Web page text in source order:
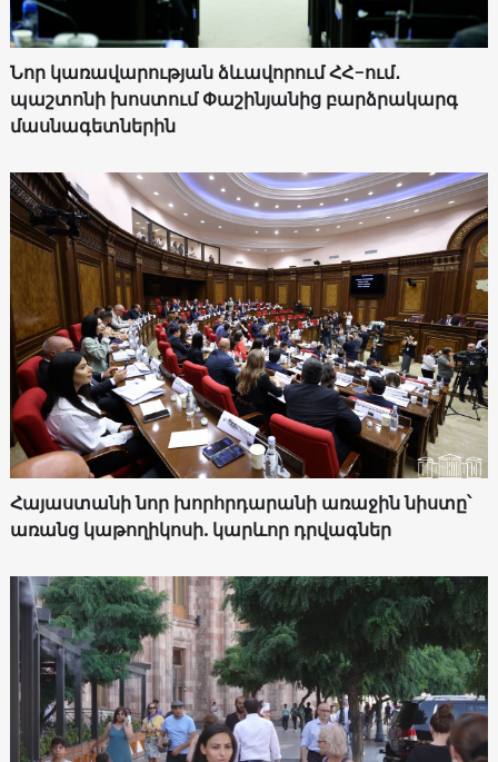
Նոր կառավարության ձևավորում ՀՀ-ում․
պաշտոնի խոստում Փաշինյանից բարձրակարգ
մասնագետներին
Հայաստանի նոր խորհրդարանի առաջին նիստը՝
առանց կաթողիկոսի. կարևոր դրվագներ